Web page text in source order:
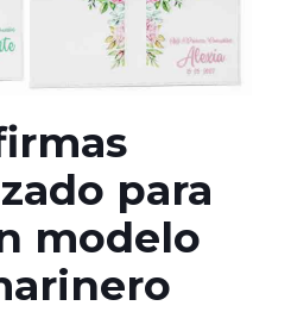
para
modelo